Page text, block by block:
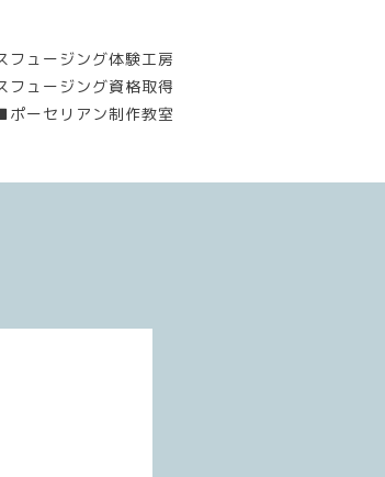
フュージング体験工房
フュージング資格取得
ポーセリアン制作教室